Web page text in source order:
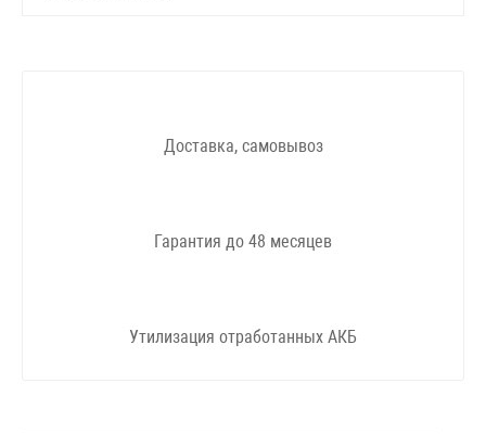
Доставка, самовывоз
Гарантия до 48 месяцев
Утилизация отработанных АКБ